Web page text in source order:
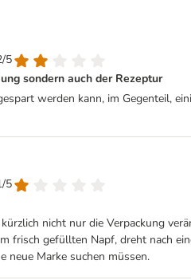
5
sondern auch der Rezeptur
werden kann, im Gegenteil,
5
nicht nur die Verpackung
frisch gefüllten Napf, dreht nach
neue Marke suchen müssen.